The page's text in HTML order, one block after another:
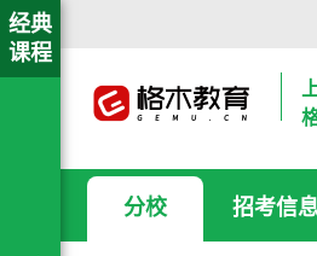
分校 招考信
经典
课程